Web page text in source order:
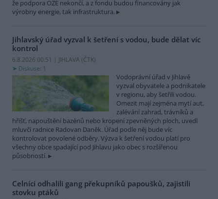
že podpora OZE nekončí, a z fondu budou financovány jak
výrobny energie, tak infrastruktura.
Jihlavský úřad vyzval k šetření s vodou, bude dělat víc
kontrol
6.8.2026 00:51 | JIHLAVA (ČTK)
Diskuse: 1
Vodoprávní úřad v Jihlavě
vyzval obyvatele a podnikatele
v regionu, aby šetřili vodou.
Omezit mají zejména mytí aut,
zalévání zahrad, trávníků a
hřišť, napouštění bazénů nebo kropení zpevněných ploch, uvedl
mluvčí radnice Radovan Daněk. Úřad podle něj bude víc
kontrolovat povolené odběry. Výzva k šetření vodou platí pro
všechny obce spadající pod Jihlavu jako obec s rozšířenou
působností.
Celníci odhalili gang překupníků papoušků, zajistili
stovku ptáků